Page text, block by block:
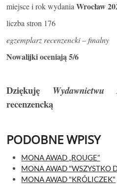
miejsce i rok wydaniaWrocław
liczba stron 176
egzemplarz recenzencki – finalny
Nowalijki oceniają 5/6
Dziękuję Wydawnictwu
recenzencką
PODOBNE WPISY
MONA AWAD „ROUGE”
MONA AWAD "WSZYSTKO
MONA AWAD "KRÓLICZEK"